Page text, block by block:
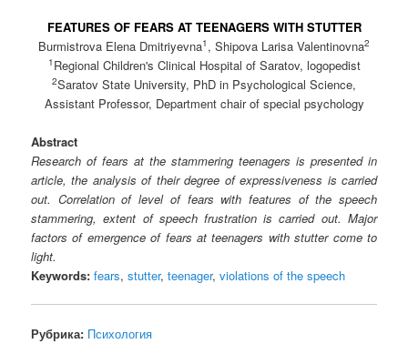
FEATURES OF FEARS AT TEENAGERS WITH STUTTER
Burmistrova Elena Dmitriyevna1 , Shipova Larisa Valentinovna2
1 Regional Children's Clinical Hospital of Saratov, logopedist
2Saratov State University, PhD in Psychological Science,
Assistant Professor, Department chair of special psychology
Abstract
Research of fears at the stammering teenagers is presented in
article, the analysis of their degree of expressiveness is carried
out. Correlation of level of fears with features of the speech
stammering, extent of speech frustration is carried out. Major
factors of emergence of fears at teenagers with stutter come to
light.
Keywords: fears,stutter,teenager,violations of the speech
Рубрика: Психология